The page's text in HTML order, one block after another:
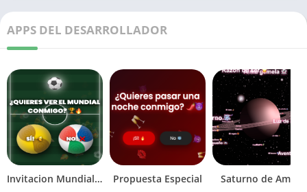
APPS DEL DESARROLLADOR
Invitacion Mundialista Propuesta Especial Saturno de Amor